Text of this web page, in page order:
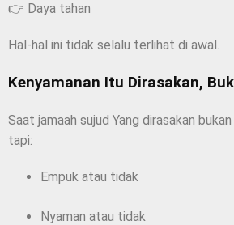
👉 Daya tahan
Hal-hal ini tidak selalu terlihat di awal.
Kenyamanan Itu Dirasakan,
Saat jamaah sujud Yang dirasakan
tapi:
Empuk atau tidak
Nyaman atau tidak